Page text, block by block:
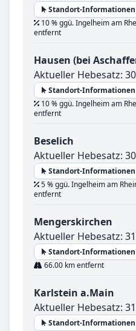
Standort-
10 % ggü. Ingelheim am
entfernt
Hausen (bei
Aktueller Hebesatz:
Standort-
10 % ggü. Ingelheim am
entfernt
Beselich
Aktueller Hebesatz:
Standort-
5 % ggü. Ingelheim am
entfernt
Mengerskirchen
Aktueller Hebesatz:
Standort-
66.00 km entfernt
Karlstein a.Main
Aktueller Hebesatz:
Standort-